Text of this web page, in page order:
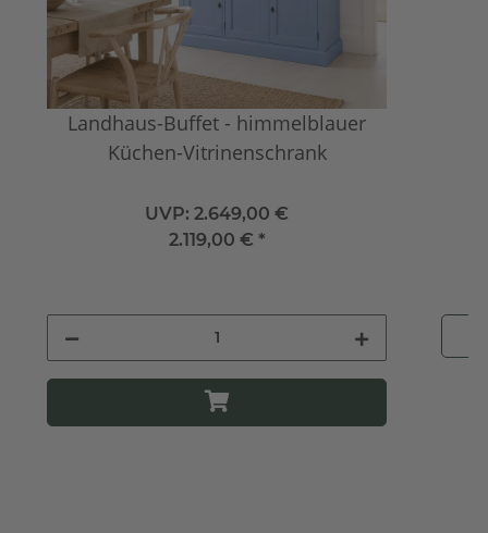
Landhaus-Buffet - himmelblauer
Küchen-Vitrinenschrank
UVP: 2.649,00 €
2.119,00 € *